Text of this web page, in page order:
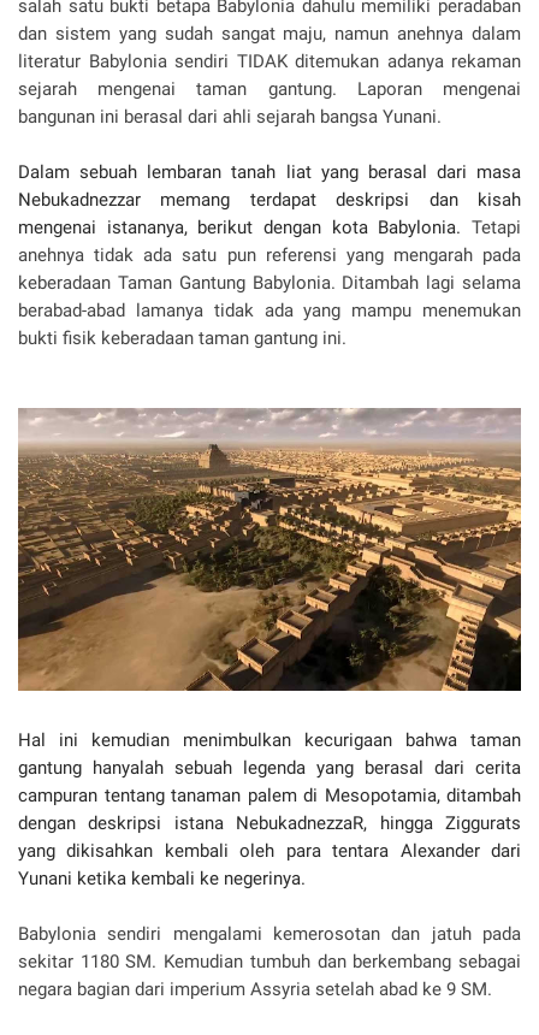
salah satu bukti betapa Babylonia dahulu memiliki peradaban
dan sistem yang sudah sangat maju, namun anehnya dalam
literatur Babylonia sendiri TIDAK ditemukan adanya rekaman
sejarah mengenai taman gantung. Laporan mengenai
bangunan ini berasal dari ahli sejarah bangsa Yunani.
Dalam sebuah lembaran tanah liat yang berasal dari masa
Nebukadnezzar memang terdapat deskripsi dan kisah
mengenai istananya, berikut dengan kota Babylonia. Tetapi
anehnya tidak ada satu pun referensi yang mengarah pada
keberadaan Taman Gantung Babylonia. Ditambah lagi selama
berabad-abad lamanya tidak ada yang mampu menemukan
bukti fisik keberadaan taman gantung ini.
Hal ini kemudian menimbulkan kecurigaan bahwa taman
gantung hanyalah sebuah legenda yang berasal dari cerita
campuran tentang tanaman palem di Mesopotamia, ditambah
dengan deskripsi istana NebukadnezzaR, hingga Ziggurats
yang dikisahkan kembali oleh para tentara Alexander dari
Yunani ketika kembali ke negerinya.
Babylonia sendiri mengalami kemerosotan dan jatuh pada
sekitar 1180 SM. Kemudian tumbuh dan berkembang sebagai
negara bagian dari imperium Assyria setelah abad ke 9 SM.